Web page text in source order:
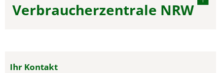
Verbraucherzentrale NRW
Ihr Kontakt